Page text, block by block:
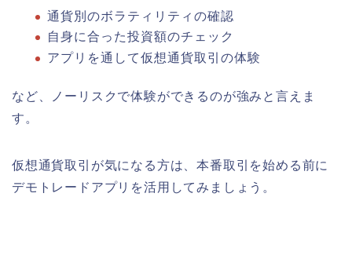
通貨別のボラティリティの確認
自身に合った投資額のチェック
アプリを通して仮想通貨取引の体験
など、ノーリスクで体験ができるのが強みと言えま
す。
仮想通貨取引が気になる方は、本番取引を始める前に
デモトレードアプリを活用してみましょう。